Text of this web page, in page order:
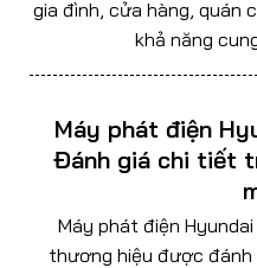
gia đình, cửa hàng, quán
khả năng
Máy phát điện
Đánh giá chi tiết
Máy phát điện
thương hiệu được